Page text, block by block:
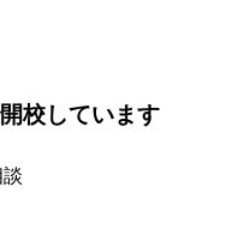
校しています